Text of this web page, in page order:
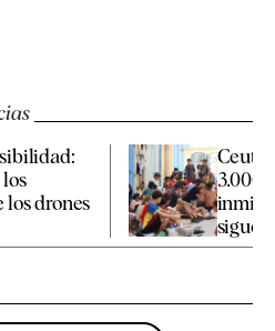
los drones
Ceuta
3.000